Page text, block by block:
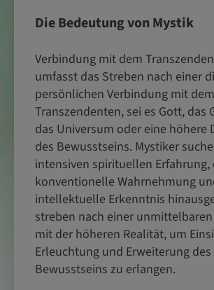
Die Bedeutung von Mystik
Verbindung mit dem
umfasst das Streben nach einer
persönlichen Verbindung mit dem
Transzendenten, sei es Gott, das
das Universum oder eine höhere
des Bewusstseins. Mystiker
intensiven spirituellen Erfahrung,
konventionelle Wahrnehmung
intellektuelle Erkenntnis
streben nach einer
mit der höheren Realität, um
Erleuchtung und Erweiterung des
Bewusstseins zu erlangen.